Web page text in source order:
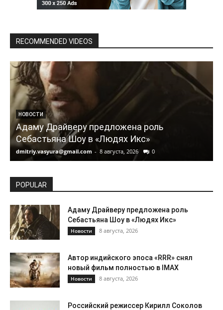
RECOMMENDED VIDEOS
НОВОСТИ
Адаму Драйверу предложена роль
Себастьяна Шоу в «Людях Икс»
dmitriy.vasyura@gmail.com - 8 августа, 2026 0
POPULAR
Адаму Драйверу предложена роль
Себастьяна Шоу в «Людях Икс»
Новости 8 августа, 2026
Автор индийского эпоса «RRR» снял
новый фильм полностью в IMAX
Новости 8 августа, 2026
Российский режиссер Кирилл Соколов